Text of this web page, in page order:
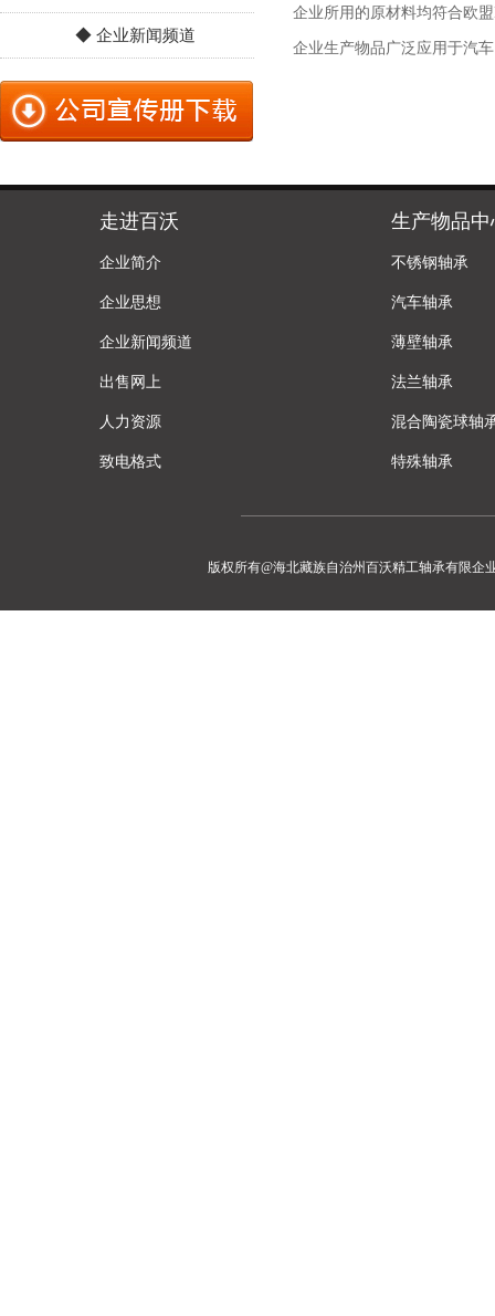
◆ 企业新闻频道
企业所用的原材料均符合欧
企业生产物品广泛应用于汽
走进百沃
企业简介
企业思想
企业新闻频道
出售网上
人力资源
致电格式
生产物品中
不锈钢轴承
汽车轴承
薄壁轴承
法兰轴承
混合陶瓷球轴
特殊轴承
版权所有@海北藏族自治州百沃精工轴承有限